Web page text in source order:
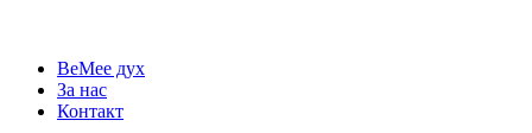
BeMee дух
За нас
Контакт